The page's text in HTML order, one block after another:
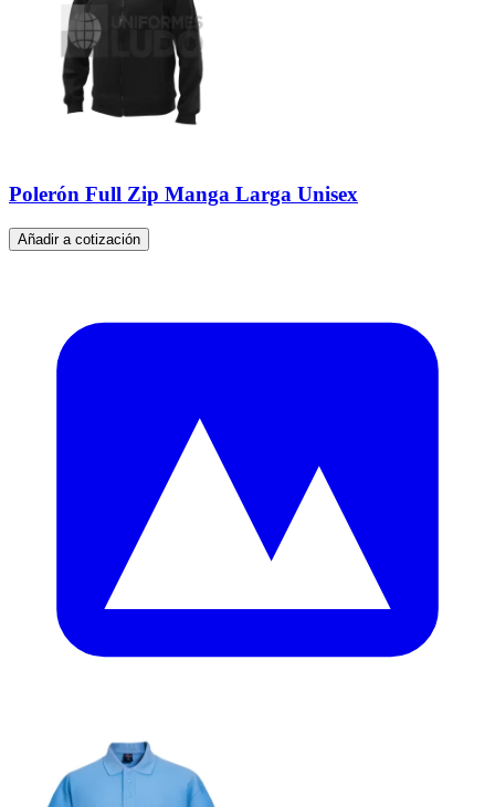
Polerón Full Zip Manga Larga Unisex
Añadir a cotización